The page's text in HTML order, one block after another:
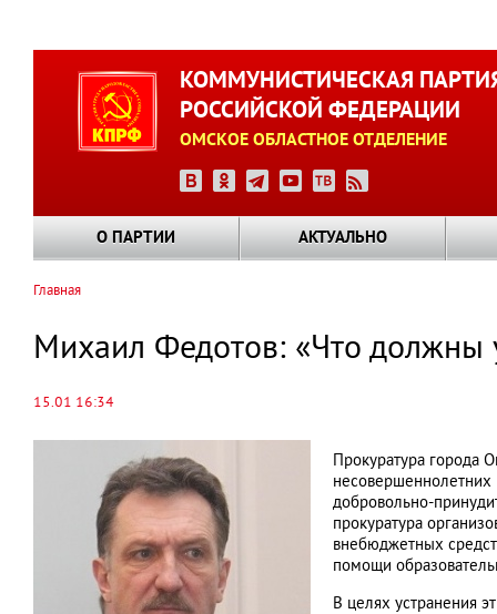
КОММУНИСТИЧЕСКАЯ
РОССИЙСКОЙ ФЕДЕРАЦИИ
ОМСКОЕ ОБЛАСТНОЕ ОТДЕЛЕНИЕ
О ПАРТИИ АКТУАЛЬНО
навигации
Главная
Михаил Федотов: «Что должны
15.01 16:34
Прокуратура города
несовершеннолетних
добровольно-
прокуратура
внебюджетных
помощи
В целях устранения